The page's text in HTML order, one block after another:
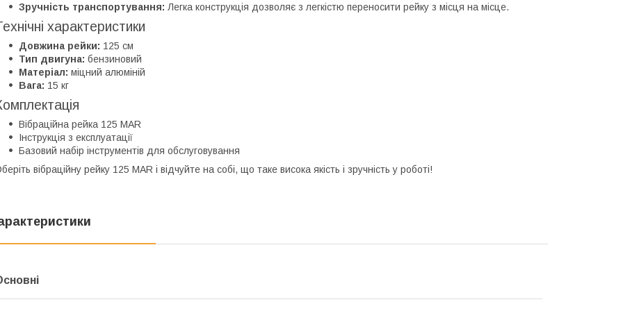
Зручність транспортування: Легка конструкція дозволяє з легкістю переносити рейку з місця на місце.
характеристики
Довжина рейки: 125 см
Тип двигуна: бензиновий
Матеріал: міцний алюміній
Вага: 15 кг
Вібраційна рейка 125 MAR
Інструкція з експлуатації
Базовий набір інструментів для обслуговування
вібраційну рейку 125 MAR і відчуйте на собі, що таке висока якість і зручність у роботі!